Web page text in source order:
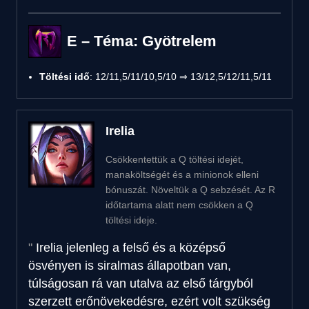
E – Téma: Gyötrelem
Töltési idő: 12/11,5/11/10,5/10 ⇒ 13/12,5/12/11,5/11
Irelia
Csökkentettük a Q töltési idejét,
manaköltségét és a minionok elleni
bónuszát. Növeltük a Q sebzését. Az R
időtartama alatt nem csökken a Q
töltési ideje.
Irelia jelenleg a felső és a középső
ösvényen is siralmas állapotban van,
túlságosan rá van utalva az első tárgyból
szerzett erőnövekedésre, ezért volt szükség